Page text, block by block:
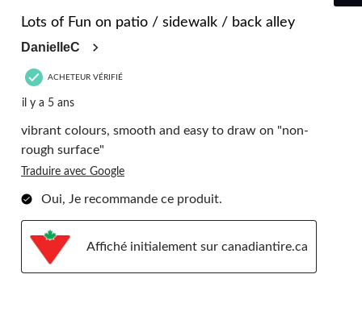
Lots of Fun on patio / sidewalk / back alley
DanielleC
ACHETEUR VÉRIFIÉ
il y a 5 ans
vibrant colours, smooth and easy to draw on "non-
rough surface"
Traduire avec Google
Oui, Je recommande ce produit.
Affiché initialement sur canadiantire.ca